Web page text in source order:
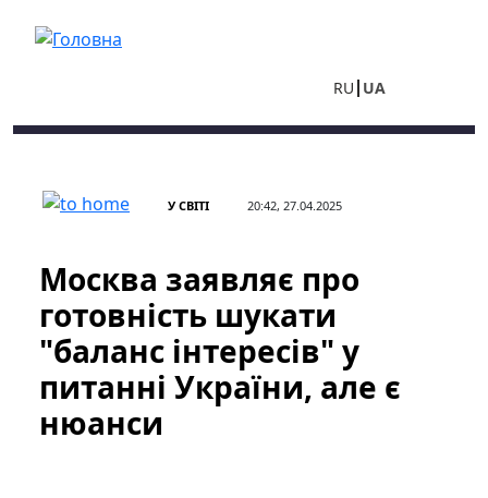
RU UA
У СВІТІ 20:42, 27.04.2025
Москва заявляє про
готовність шукати
"баланс інтересів" у
питанні України, але є
нюанси